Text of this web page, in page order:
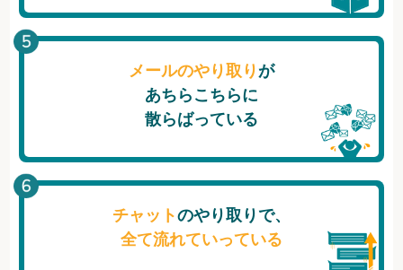
メールのやり取り が
あちらこちらに
散らばっている
チャットのやり取りで、
全て流れていっている